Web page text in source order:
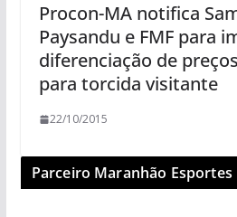
Procon-MA notifica
Paysandu e FMF para
diferenciação de
para torcida visitante
22/10/2015
Parceiro Maranhão Esportes